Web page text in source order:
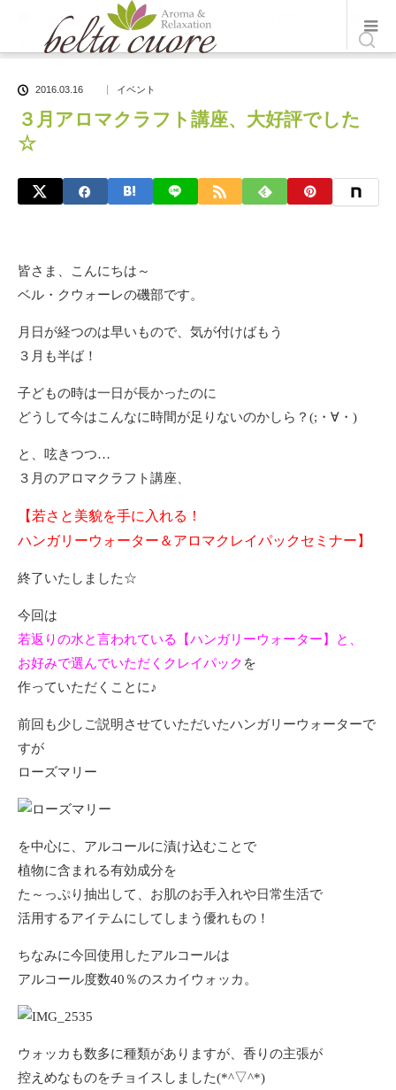
ブログ一覧 イベント, お知らせ
座、大好評でした☆
2016.03.16 イベント
３月アロマクラフト講座、大好評でした
☆
皆さま、こんにちは～
ベル・クウォーレの磯部です。
月日が経つのは早いもので、気が付けばもう
３月も半ば！
子どもの時は一日が長かったのに
どうして今はこんなに時間が足りないのかしら？(;・∀・)
と、呟きつつ…
３月のアロマクラフト講座、
【若さと美貌を手に入れる！
ハンガリーウォーター＆アロマクレイパックセミナー】
終了いたしました☆
今回は
若返りの水と言われている【ハンガリーウォーター】と、
お好みで選んでいただくクレイパック を
作っていただくことに♪
前回も少しご説明させていただいたハンガリーウォーターで
すが
ローズマリー
を中心に、アルコールに漬け込むことで
植物に含まれる有効成分を
た～っぷり抽出して、お肌のお手入れや日常生活で
活用するアイテムにしてしまう優れもの！
ちなみに今回使用したアルコールは
アルコール度数40％のスカイウォッカ。
ウォッカも数多に種類がありますが、香りの主張が
控えめなものをチョイスしました(*^▽^*)